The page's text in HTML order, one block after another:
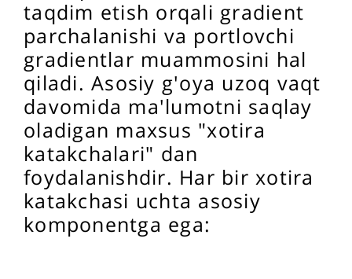
taqdim etish orqali gradient
parchalanishi va portlovchi
gradientlar muammosini hal
qiladi. Asosiy g'oya uzoq vaqt
davomida ma'lumotni saqlay
oladigan maxsus "xotira
katakchalari" dan
foydalanishdir. Har bir xotira
katakchasi uchta asosiy
komponentga ega: